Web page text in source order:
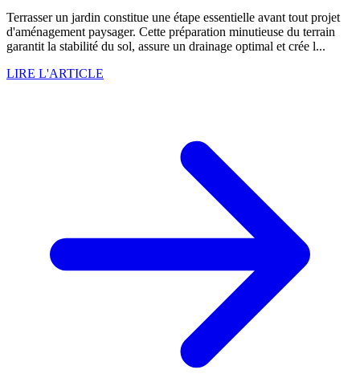
Terrasser un jardin constitue une étape essentielle avant tout projet
d'aménagement paysager. Cette préparation minutieuse du terrain
garantit la stabilité du sol, assure un drainage optimal et crée l...
LIRE L'ARTICLE